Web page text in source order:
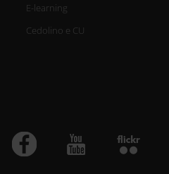
E-learning
Cedolino e CU